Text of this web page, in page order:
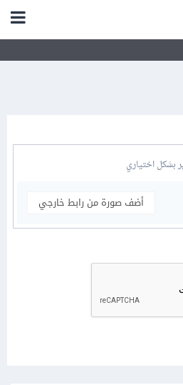
بشكل اختياري
أضف صورة من رابط خارجي